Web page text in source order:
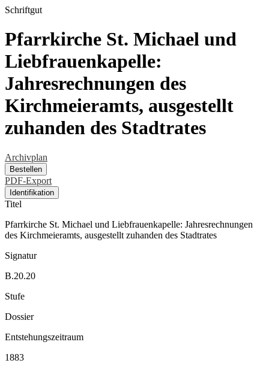
Schriftgut
Pfarrkirche St. Michael und
Liebfrauenkapelle:
Jahresrechnungen des
Kirchmeieramts, ausgestellt
zuhanden des Stadtrates
Archivplan
Bestellen
PDF-Export
Identifikation
Titel
Pfarrkirche St. Michael und Liebfrauenkapelle: Jahresrechnungen
des Kirchmeieramts, ausgestellt zuhanden des Stadtrates
Signatur
B.20.20
Stufe
Dossier
Entstehungszeitraum
1883